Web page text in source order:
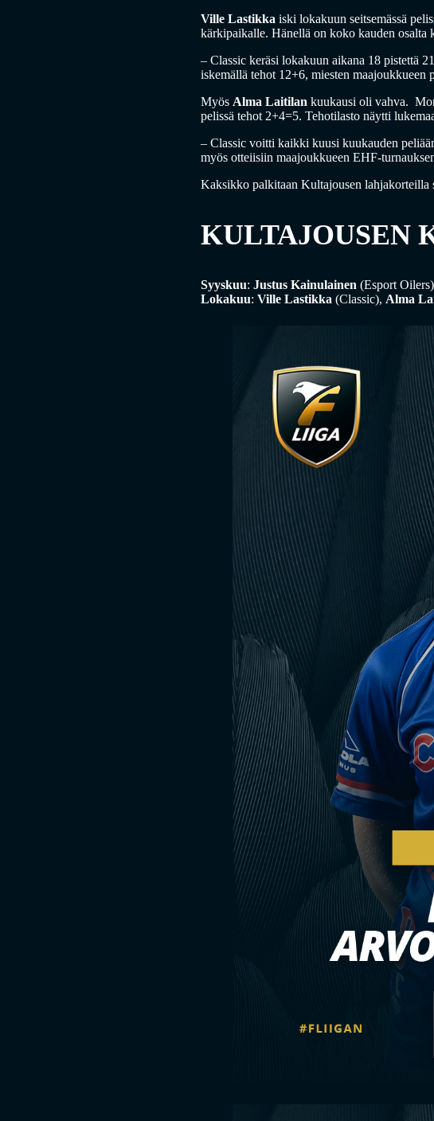
Ville Lastikka iski lokakuun seitsemässä
kärkipaikalle. Hänellä on koko kauden osalta
– Classic keräsi lokakuun aikana 18 pistettä
iskemällä tehot 12+6, miesten maajoukkueen
Myös Alma Laitilan kuukausi oli vahva.
pelissä tehot 2+4=5. Tehotilasto näytti
– Classic voitti kaikki kuusi kuukauden
myös otteiisiin maajoukkueen EHF-
Kaksikko palkitaan Kultajousen lahjakorteilla
KULTAJOUSEN
Syyskuu: Justus Kainulainen (Esport
Lokakuu: Ville Lastikka (Classic), Alma